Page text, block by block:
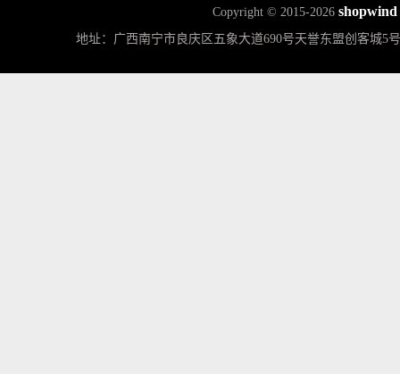
Copyright © 2015-2026 shopwind
地址：广西南宁市良庆区五象大道690号天誉东盟创客城5